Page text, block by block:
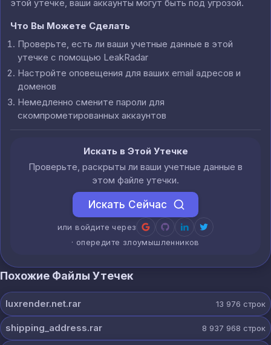
этой утечке, ваши аккаунты могут быть под угрозой.
Что Вы Можете Сделать
Проверьте, есть ли ваши учетные данные в этой
утечке с помощью LeakRadar
Настройте оповещения для ваших email адресов и
доменов
Немедленно смените пароли для
скомпрометированных аккаунтов
Искать в Этой Утечке
Проверьте, раскрыты ли ваши учетные данные в
этом файле утечки.
Искать Сейчас
или войдите через
· опередите злоумышленников
Похожие Файлы Утечек
luxrender.net.rar 13 976 строк
shipping_address.rar 8 937 968 строк